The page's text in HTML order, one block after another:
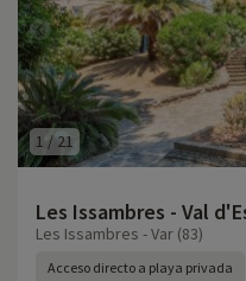
1 /21
Les Issambres - Val
Les Issambres - Var (83)
Acceso directo a playa privada